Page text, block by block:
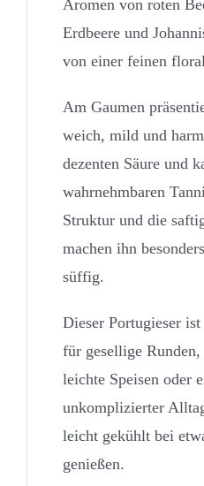
Aromen von roten
Erdbeere und
von einer feinen
Am Gaumen
weich, mild und
dezenten Säure und
wahrnehmbaren
Struktur und die
machen ihn
süffig.
Dieser Portugieser
für gesellige Runden,
leichte Speisen oder
unkomplizierter
leicht gekühlt bei
genießen.